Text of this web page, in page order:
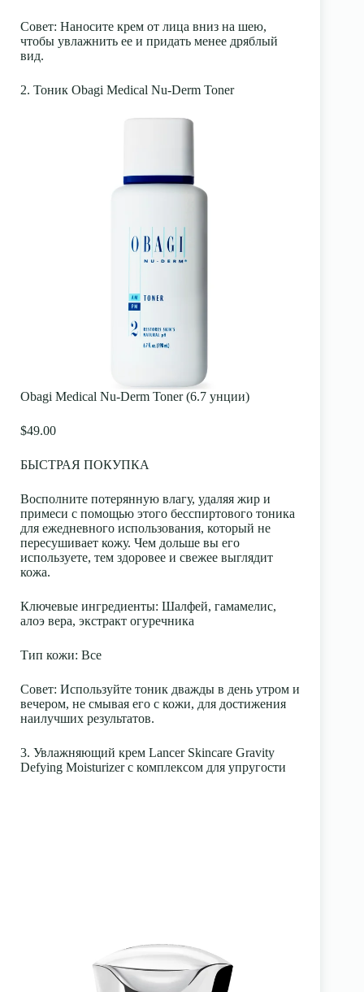
Совет: Наносите крем от лица вниз на шею,
чтобы увлажнить ее и придать менее дряблый
вид.
2. Тоник Obagi Medical Nu-Derm Toner
Obagi Medical Nu-Derm Toner (6.7 унции)
$49.00
БЫСТРАЯ ПОКУПКА
Восполните потерянную влагу, удаляя жир и
примеси с помощью этого бесспиртового тоника
для ежедневного использования, который не
пересушивает кожу. Чем дольше вы его
используете, тем здоровее и свежее выглядит
кожа.
Ключевые ингредиенты: Шалфей, гамамелис,
алоэ вера, экстракт огуречника
Тип кожи: Все
Совет: Используйте тоник дважды в день утром и
вечером, не смывая его с кожи, для достижения
наилучших результатов.
3. Увлажняющий крем Lancer Skincare Gravity
Defying Moisturizer с комплексом для упругости